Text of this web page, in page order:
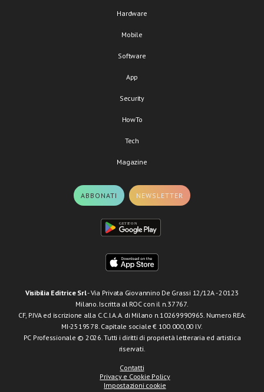
Hardware
Mobile
Software
App
Security
HowTo
Tech
Magazine
ABBONATI NEWSLETTER
Visibilia Editrice Srl- Via Privata Giovannino De Grassi 12/12A - 20123
Milano. Iscritta al ROC con il n.37767.
CF, P.IVA ed iscrizione alla C.C.I.A.A. di Milano n.10269990965. Numero REA:
MI-2519578. Capitale sociale € 100.000,00 I.V.
PC Professionale © 2026. Tutti i diritti di proprietà letteraria ed artistica
riservati.
Contatti
Privacy e Cookie Policy
Impostazioni cookie